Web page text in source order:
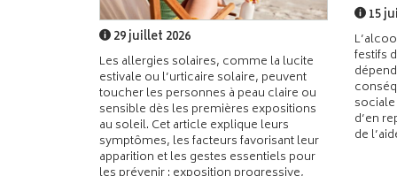
29 juillet 2026
Les allergies solaires, comme la lucite
estivale ou l’urticaire solaire, peuvent
toucher les personnes à peau claire ou
sensible dès les premières expositions
au soleil. Cet article explique leurs
symptômes, les facteurs favorisant leur
apparition et les gestes essentiels pour
15
festifs
d’en
de